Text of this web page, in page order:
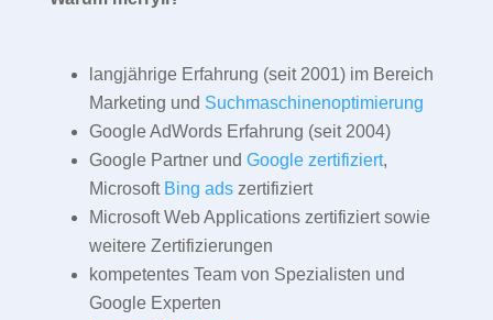
langjährige Erfahrung (seit 2001) im Bereich
Marketing und Suchmaschinenoptimierung
Google AdWords Erfahrung (seit 2004)
Google Partner und Google zertifiziert,
Microsoft Bing adszertifiziert
Microsoft Web Applications zertifiziert sowie
weitere Zertifizierungen
kompetentes Team von Spezialisten und
Google Experten